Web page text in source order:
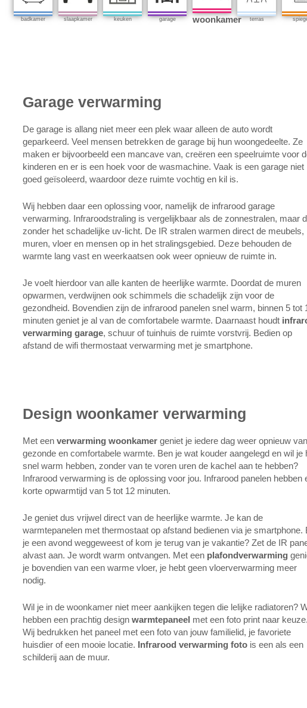
badkamer slaapkamer keuken garage woonkamer terras
Garage verwarming
De garage is allang niet meer een plek waar alleen de auto wordt
geparkeerd. Veel mensen betrekken de garage bij hun woongedeelte. Ze
maken er bijvoorbeeld een mancave van, creëren een speelruimte voor
kinderen en er is een hoek voor de wasmachine. Vaak is een garage niet
goed geïsoleerd, waardoor deze ruimte vochtig en kil is.
Wij hebben daar een oplossing voor, namelijk de infrarood garage
verwarming. Infraroodstraling is vergelijkbaar als de zonnestralen, maar
zonder het schadelijke uv-licht. De IR stralen warmen direct de meubels,
muren, vloer en mensen op in het stralingsgebied. Deze behouden de
warmte lang vast en weerkaatsen ook weer opnieuw de ruimte in.
Je voelt hierdoor van alle kanten de heerlijke warmte. Doordat de muren
opwarmen, verdwijnen ook schimmels die schadelijk zijn voor de
gezondheid. Bovendien zijn de infrarood panelen snel warm, binnen 5 tot
minuten geniet je al van de comfortabele warmte. Daarnaast houdt
verwarming garage, schuur of tuinhuis de ruimte vorstvrij. Bedien op
afstand de wifi thermostaat verwarming met je smartphone.
Design woonkamer verwarming
Met een verwarming woonkamer geniet je iedere dag weer opnieuw
gezonde en comfortabele warmte. Ben je wat kouder aangelegd en wil je
snel warm hebben, zonder van te voren uren de kachel aan te hebben?
Infrarood verwarming is de oplossing voor jou. Infrarood panelen hebben
korte opwarmtijd van 5 tot 12 minuten.
Je geniet dus vrijwel direct van de heerlijke warmte. Je kan de
warmtepanelen met thermostaat op afstand bedienen via je smartphone.
je een avond weggeweest of kom je terug van je vakantie? Zet de IR
alvast aan. Je wordt warm ontvangen. Met een plafondverwarming
je bovendien van een warme vloer, je hebt geen vloerverwarming meer
nodig.
Wil je in de woonkamer niet meer aankijken tegen die lelijke radiatoren?
hebben een prachtig design warmtepaneel met een foto print naar keuze.
Wij bedrukken het paneel met een foto van jouw familielid, je favoriete
huisdier of een mooie locatie. Infrarood verwarming foto is een als een
schilderij aan de muur.